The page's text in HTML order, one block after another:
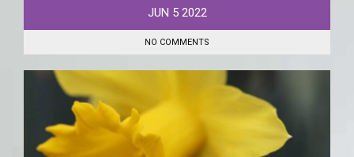
JUN 5 2022
NO COMMENTS